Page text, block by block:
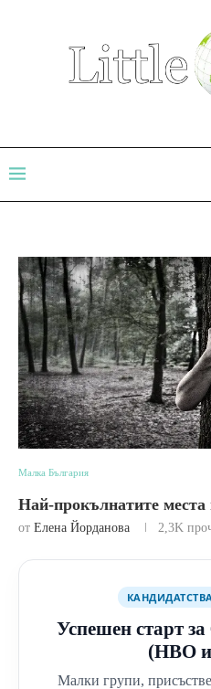
Малка България
Най-прокълнатите
от Елена Йорданова 2,3K
Успешен старт
(НВО
Малки групи,